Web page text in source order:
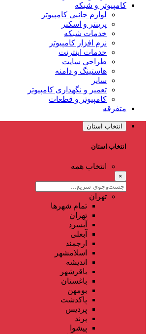
کامپیوتر و شبکه
لوازم جانبی کامپیوتر
پرینتر و اسکنر
خدمات شبکه
نرم افزار کامپیوتر
خدمات اینترنت
طراحی سایت
هاستینگ و دامنه
سایر
تعمیر و نگهداری کامپیوتر
کامپیوتر و قطعات
متفرقه
انتخاب استان
انتخاب استان
انتخاب همه
×
تهران
تمام شهر‌ها
تهران
آبسرد
آبعلی
ارجمند
اسلامشهر
اندیشه
باقرشهر
باغستان
بومهن
پاکدشت
پردیس
پرند
پیشوا